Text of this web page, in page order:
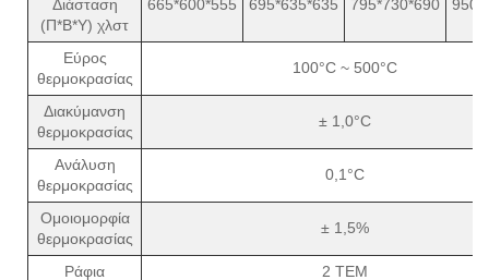
Διάσταση
(Π*Β*Υ) χλστ
665*600*555 695*635*635 795*730*690
Εύρος
θερμοκρασίας
100°C ~ 500°C
Διακύμανση
θερμοκρασίας
± 1,0°C
Ανάλυση
θερμοκρασίας
0,1°C
Ομοιομορφία
θερμοκρασίας
± 1,5%
Ράφια
2 ΤΕΜ